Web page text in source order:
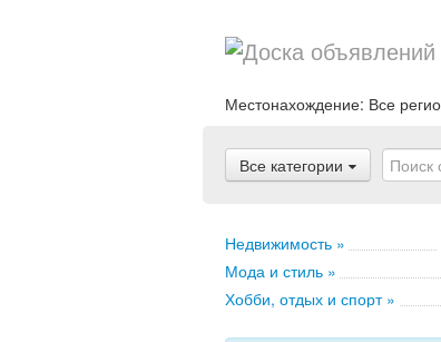
Местонахождение: Все
Все категории
Недвижимость »
Мода и стиль »
Хобби, отдых и спорт »